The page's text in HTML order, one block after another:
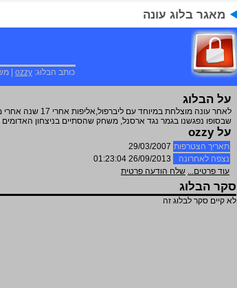
מאגר בלוג עונה
כותב הבלוג: ozzy
|
על הבלוג
לאחר עונה מוצלחת
שבסופו נפגשנו בגמר נגד ארסנל, משחק שהסתיים בניצחון
על ozzy
תאריך הצטרפות 29/03/2007
נצפה לאחרונה
26/09/2013 01:23:04
עוד פרטים... שלח הודעה פרטית
סקר הבלוג
לא קיים סקר לבלוג זה